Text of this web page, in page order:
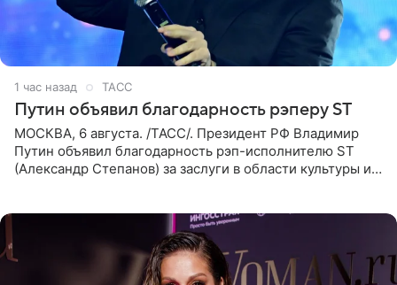
1 час назад ТАСС
Путин объявил благодарность рэперу ST
МОСКВА, 6 августа. /ТАСС/. Президент РФ Владимир
Путин объявил благодарность рэп-исполнителю ST
(Александр Степанов) за заслуги в области культуры и